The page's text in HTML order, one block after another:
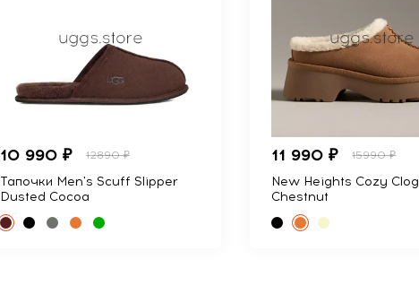
10 990 ₽ 12890 ₽
Тапочки Men's Scuff Slipper
Dusted Cocoa
11 990 ₽ 15990 ₽
New Heights Cozy Clog
Chestnut